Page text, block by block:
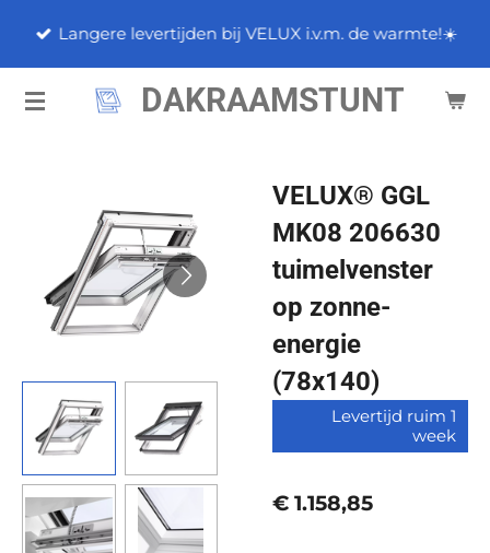
de
DAKRAAMSTUNT
Langere levertijden bij VELUX i.v.m. de warmte!☀️
VELUX® GGL
MK08 206630
tuimelvenster
op zonne-
energie
(78x140)
Levertijd ruim 1
week
€ 1.158,85